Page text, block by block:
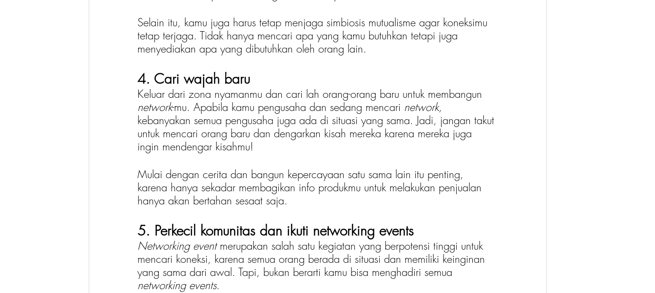
Selain itu, kamu juga harus tetap menjaga simbiosis mutualisme agar koneksimu
tetap terjaga. Tidak hanya mencari apa yang kamu butuhkan tetapi juga
menyediakan apa yang dibutuhkan oleh orang lain.
4. Cari wajah baru
Keluar dari zona nyamanmu dan cari lah orang-orang baru untuk membangun
network-mu. Apabila kamu pengusaha dan sedang mencari network,
kebanyakan semua pengusaha juga ada di situasi yang sama. Jadi, jangan takut
untuk mencari orang baru dan dengarkan kisah mereka karena mereka juga
ingin mendengar kisahmu!
Mulai dengan cerita dan bangun kepercayaan satu sama lain itu penting,
karena hanya sekadar membagikan info produkmu untuk melakukan penjualan
hanya akan bertahan sesaat saja.
5. Perkecil komunitas dan ikuti networking events
Networking event merupakan salah satu kegiatan yang berpotensi tinggi untuk
mencari koneksi, karena semua orang berada di situasi dan memiliki keinginan
yang sama dari awal. Tapi, bukan berarti kamu bisa menghadiri semua
networking events.